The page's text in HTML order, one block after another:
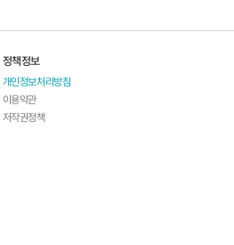
정책정보
개인정보처리방침
이용약관
저작권정책